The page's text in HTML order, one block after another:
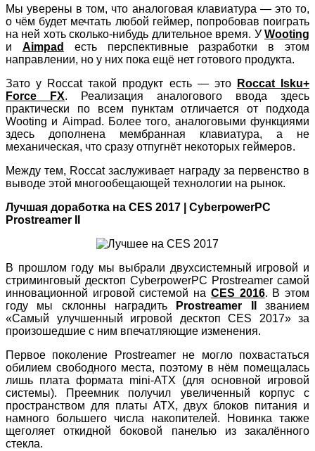
Мы уверены в том, что аналоговая клавиатура — это то,
о чём будет мечтать любой геймер, попробовав поиграть
на ней хоть сколько-нибудь длительное время. У Wooting
и Aimpad
есть перспективные разработки в этом
направлении, но у них пока ещё нет готового продукта.
Зато у Roccat такой продукт есть — это
Roccat Isku+
Force FX. Реализация аналогового ввода здесь
практически по всем пунктам отличается от подхода
Wooting и Aimpad. Более того, аналоговыми функциями
здесь дополнена мембранная клавиатура, а не
механическая, что сразу отпугнёт некоторых геймеров.
Между тем, Roccat заслуживает награду за первенство в
выводе этой многообещающей технологии на рынок.
Лучшая доработка на CES 2017 | CyberpowerPC
Prostreamer II
В прошлом году мы выбрали двухсистемный игровой и
стриминговый десктоп CyberpowerPC Prostreamer самой
инновационной игровой системой на CES 2016. В этом
году мы склонны наградить
Prostreamer II
званием
«Самый улучшенный игровой десктоп CES 2017» за
произошедшие с ним впечатляющие изменения.
Первое поколение Prostreamer не могло похвастаться
обилием свободного места, поэтому в нём помещалась
лишь плата формата mini-ATX (для основной игровой
системы). Преемник получил увеличенный корпус с
пространством для платы ATX, двух блоков питания и
намного большего числа накопителей. Новинка также
щеголяет откидной боковой панелью из закалённого
стекла.